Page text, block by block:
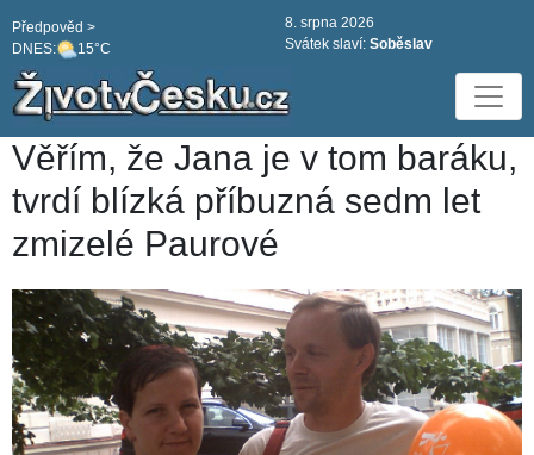
DNES: 15°C
Předpověd >
8. srpna 2026
Svátek slaví: Soběslav
Věřím, že Jana je v tom baráku,
tvrdí blízká příbuzná sedm let
zmizelé Paurové